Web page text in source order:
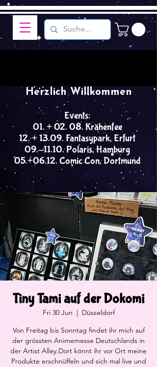
Events:
01. + 02. 08. Krähenfee
12. + 13.09. Fantasypark, Erfurt
09.-11.10. Polaris, Hamburg
05.+06.12. Comic Con, Dortmund
Herzlich Willkommen
Tiny Tami auf der Dokomi
Fri 30 Jun
  |
Düsseldorf
Von Freitag bis Sonntag findet ihr mich auf
der grössten Animemesse Deutschlands in
der Artist Alley.Dort könnt ihr vor Ort meine
Produkte erschnüffeln und sich mal live und